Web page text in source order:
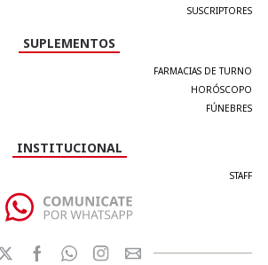
SUSCRIPTORES
SUPLEMENTOS
FARMACIAS DE TURNO
HORÓSCOPO
FÚNEBRES
INSTITUCIONAL
STAFF